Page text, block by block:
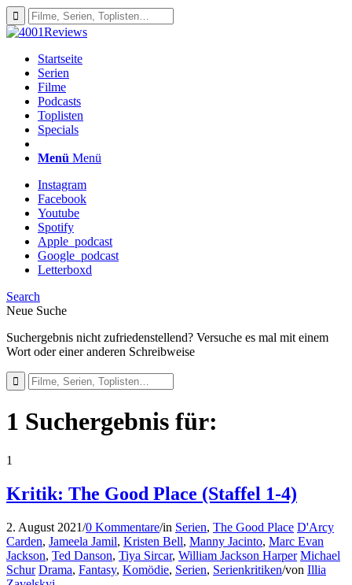
Startseite
Serien
Filme
Podcasts
Toplisten
Specials
Menü Menü
Instagram
Facebook
Youtube
Spotify
Apple_podcast
Google_podcast
Letterboxd
Search
Neue Suche
Suchergebnis nicht zufriedenstellend? Versuche es mal mit einem
Wort oder einer anderen Schreibweise
1 Suchergebnis für:
1
Kritik: The Good Place (Staffel 1-4)
2. August 2021/0 Kommentare/in Serien, The Good Place D'Arcy
Carden, Jameela Jamil, Kristen Bell, Manny Jacinto, Marc Evan
Jackson, Ted Danson, Tiya Sircar, William Jackson Harper Michael
Schur Drama, Fantasy, Komödie, Serien, Serienkritiken/von Illia